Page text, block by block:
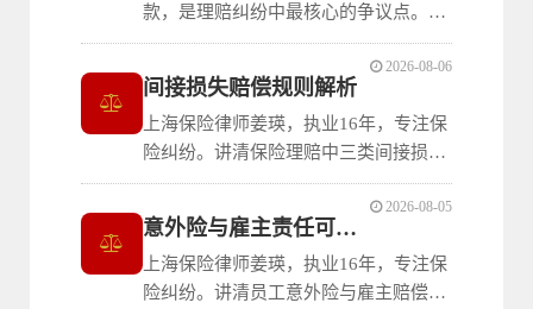
款，是理赔纠纷中最核心的争议点。提
示不到位无效、说明不充分不生效、藏
在其他章节的"隐性免责"同样要受规
制。上海保险律师姜瑛结合《保险法》
及司法裁判实务，系统梳理免责条款效
力认定与抗辩的10个核心问题。
间接损失赔偿规则解析
上海保险律师姜瑛，执业16年，专注保
险纠纷。讲清保险理赔中三类间接损失
的赔偿规则：资金占用损失依法可以主
张、停业损失及律师费等合同未约定时
一般不予支持，但因保险公司自身原因
导致未及时赔偿的除外。
2026-08-06
意外险与雇主责任可否兼得
上海保险律师姜瑛，执业16年，专注保
险纠纷。讲清员工意外险与雇主赔偿责
2026-08-05